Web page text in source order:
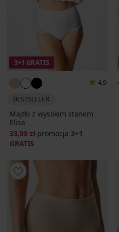
3+1 GRATIS
4,9
BESTSELLER
Majtki z wysokim stanem
Elisa
33,99 zł promocja 3+1
GRATIS